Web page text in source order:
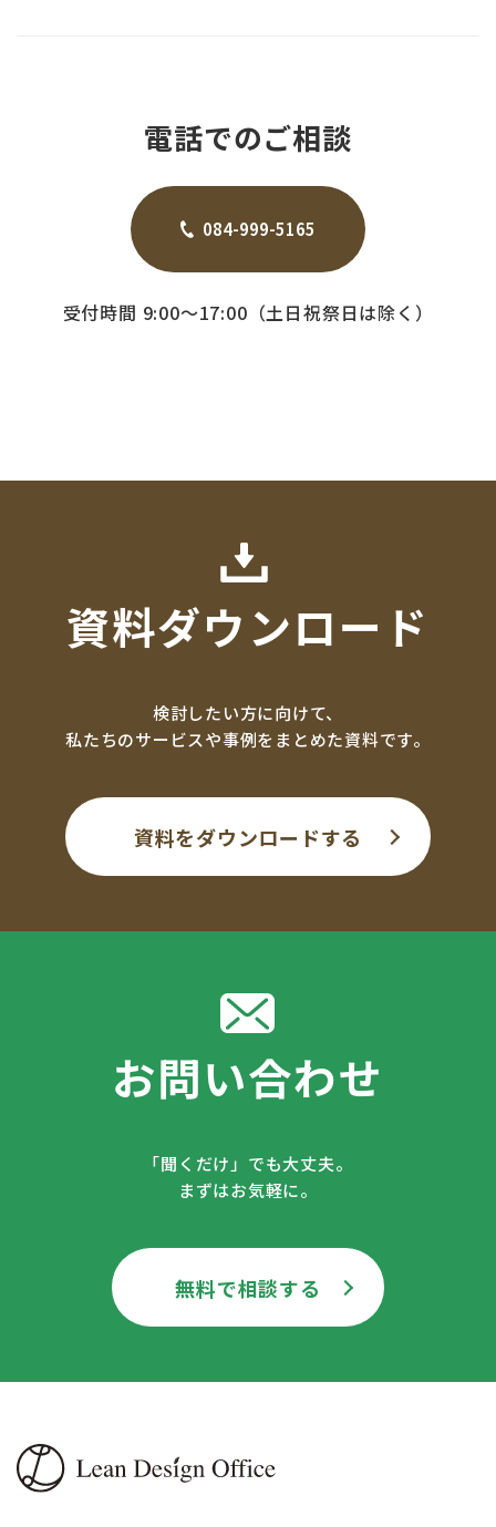
電話でのご相談
084-999-5165
受付時間 9:00～17:00（土日祝祭日は除く）
資料ダウンロード
検討したい方に向けて、
私たちのサービスや事例をまとめた資料です。
資料をダウンロードする
お問い合わせ
「聞くだけ」でも大丈夫。
まずはお気軽に。
無料で相談する